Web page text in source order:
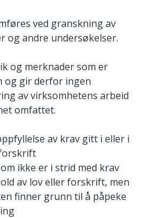
ved granskning av
og andre undersøkelser.
og merknader som er
og gir derfor ingen
av virksomhetens arbeid
omfattet.
av krav gitt i eller i
ikke er i strid med krav
av lov eller forskrift, men
finner grunn til å påpeke